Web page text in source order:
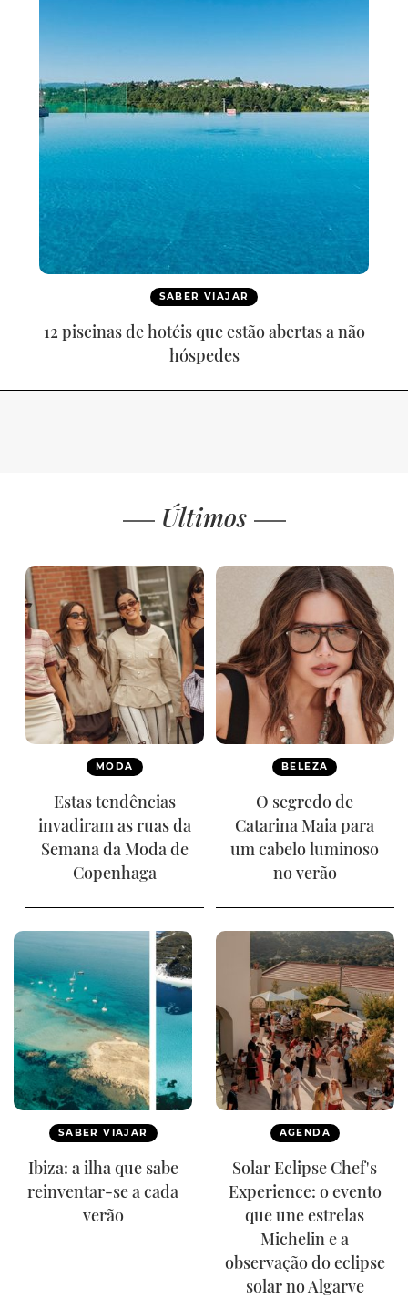
SABER VIAJAR
12 piscinas de hotéis que estão abertas a não
hóspedes
Últimos
MODA
Estas tendências
invadiram as ruas da
Semana da Moda de
Copenhaga
BELEZA
O segredo de
Catarina Maia para
um cabelo luminoso
no verão
SABER VIAJAR
Ibiza: a ilha que sabe
reinventar-se a cada
verão
AGENDA
Solar Eclipse Chef's
Experience: o evento
que une estrelas
Michelin e a
observação do eclipse
solar no Algarve